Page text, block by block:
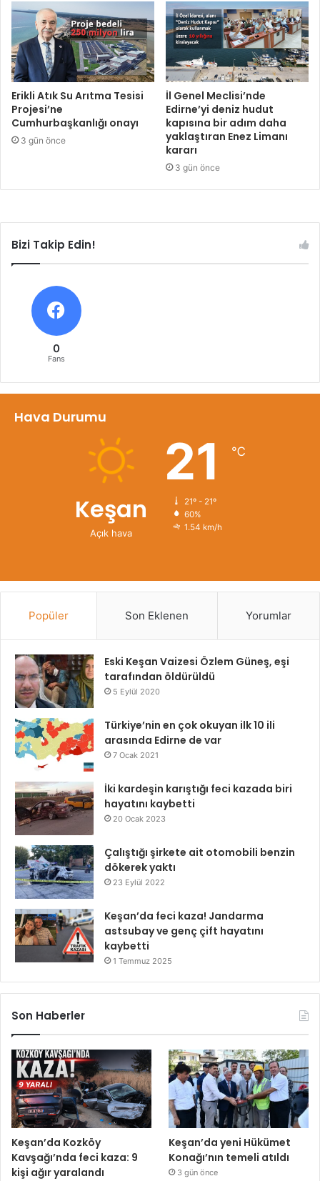
Erikli Atık Su Arıtma Tesisi
Projesi’ne
Cumhurbaşkanlığı onayı
3 gün önce
İl Genel Meclisi’nde
Edirne’yi deniz hudut
kapısına bir adım daha
yaklaştıran Enez Limanı
kararı
3 gün önce
Bizi Takip Edin!
0
Fans
Hava Durumu
Keşan
Açık hava
21 ℃
21º - 21º
60%
1.54 km/h
Popüler Son Eklenen Yorumlar
Eski Keşan Vaizesi Özlem Güneş, eşi
tarafından öldürüldü
5 Eylül 2020
Türkiye’nin en çok okuyan ilk 10 ili
arasında Edirne de var
7 Ocak 2021
İki kardeşin karıştığı feci kazada biri
hayatını kaybetti
20 Ocak 2023
Çalıştığı şirkete ait otomobili benzin
dökerek yaktı
23 Eylül 2022
Keşan’da feci kaza! Jandarma
astsubay ve genç çift hayatını
kaybetti
1 Temmuz 2025
Son Haberler
Keşan’da Kozköy
Kavşağı’nda feci kaza: 9
kişi ağır yaralandı
Keşan’da yeni Hükümet
Konağı’nın temeli atıldı
3 gün önce